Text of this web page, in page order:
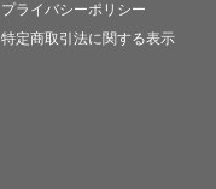
プライバシーポリシー
特定商取引法に関する表示